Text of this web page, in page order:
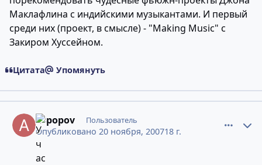
Маклафлина с индийскими музыкантами. И первый
среди них (проект, в смысле) - "Making Music" с
Закиром Хуссейном.
Цитата Упомянуть
aspopov Пользователь
Опубликовано 20 ноября, 200718 г.